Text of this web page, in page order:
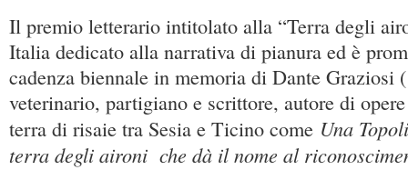
Il premio letterario intitolato alla “Terra degli
Italia dedicato alla narrativa di pianura ed è
cadenza biennale in memoria di Dante Graziosi
veterinario, partigiano e scrittore, autore di
terra di risaie tra Sesia e Ticino come Una
terra degli aironi che dà il nome al